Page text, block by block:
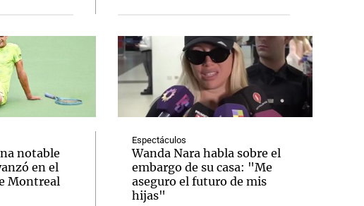
notable
en el
Montreal
Espectáculos
Wanda Nara habla sobre el
embargo de su casa: "Me
aseguro el futuro de mis
hijas"
3 en Groenlandia